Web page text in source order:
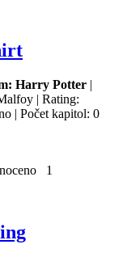
Harry Potter |
| Rating:
| Počet kapitol: 0
1